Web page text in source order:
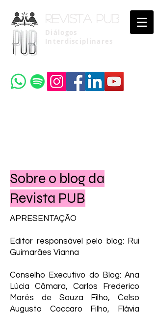
Revista pub
Diálogos
Interdisciplinares
Sobre o blog da
Revista PUB
APRESENTAÇÃO
Editor responsável pelo blog: Rui
Guimarães Vianna
Conselho Executivo do Blog: Ana
Lùcia Câmara, Carlos Frederico
Marés de Souza Filho, Celso
Augusto Coccaro Filho, Flávia